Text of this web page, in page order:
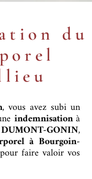
du
, vous avez subi un
indemnisationà
GONIN,
à Bourgoin-
faire valoir vos